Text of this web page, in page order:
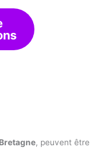
Bretagne, peuvent être